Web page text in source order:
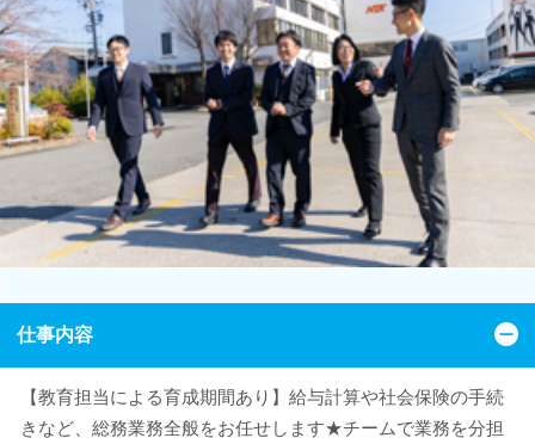
仕事内容
【教育担当による育成期間あり】給与計算や社会保険の手続
きなど、総務業務全般をお任せします★チームで業務を分担